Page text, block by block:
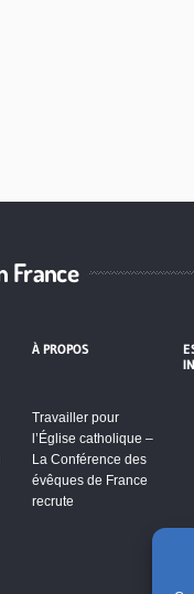
France
À PROPOS
Travailler pour
l’Église catholique –
La Conférence des
évêques de France
recrute